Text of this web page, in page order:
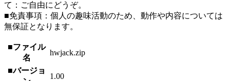
て：ご自由にどうぞ。
■免責事項：個人の趣味活動のため、動作や内容については
無保証となります。
■ファイル
名
hwjack.zip
■バージョ
1.00